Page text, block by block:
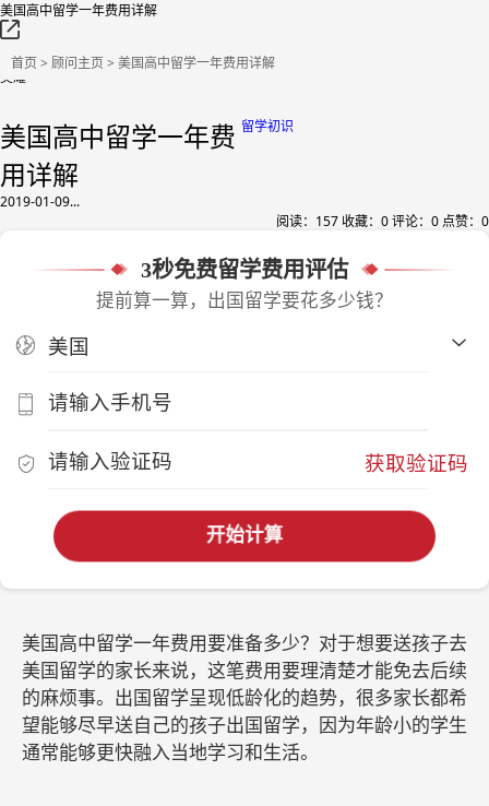
美国高中留学一年费用详解
首页> 顾问主页> 美国高中留学一年费用详解
吴耀
留学初识
美国高中留学一年费
用详解
2019-01-09...
阅读： 157 收藏： 0评论： 0 点赞： 0
3秒免费留学费用评估
提前算一算，出国留学要花多少钱？
获取验证码
开始计算
美国高中留学一年费用要准备多少？对于想要送孩子去
美国留学的家长来说，这笔费用要理清楚才能免去后续
的麻烦事。出国留学呈现低龄化的趋势，很多家长都希
望能够尽早送自己的孩子出国留学，因为年龄小的学生
通常能够更快融入当地学习和生活。